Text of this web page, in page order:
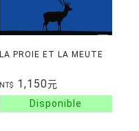
LA PROIE ET LA MEUTE
NT$ 1,150元